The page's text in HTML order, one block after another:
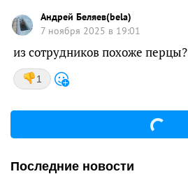
Андрей Беляев(bela)
7 ноября 2025 в 19:01
из сотрудников похоже перцы?
1
Последние новости